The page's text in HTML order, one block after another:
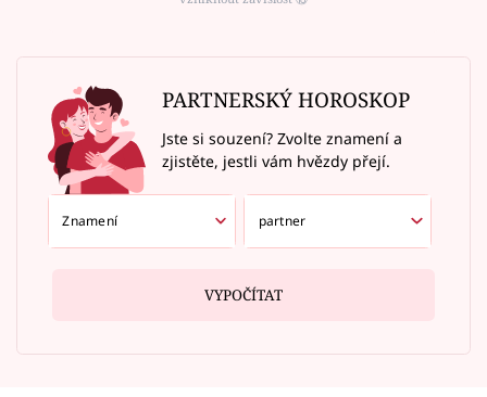
PARTNERSKÝ HOROSKOP
Jste si souzení? Zvolte znamení a
zjistěte, jestli vám hvězdy přejí.
VYPOČÍTAT